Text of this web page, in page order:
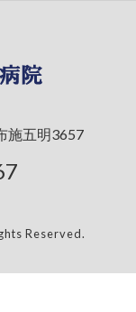
施五明3657
Reserved.